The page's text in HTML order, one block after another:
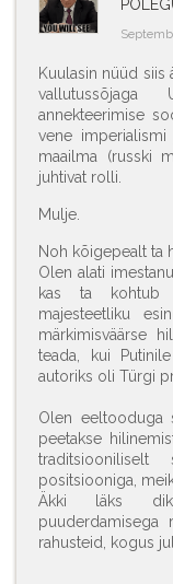
Kuulasin nüüd siis
vallutussõjaga
annekteerimise
vene
maailma (russki
juhtivat rolli.
Mulje.
Noh kõigepealt ta
Olen alati
kas ta kohtub
majesteetliku
märkimisväärse
teada, kui
autoriks oli Türgi
Olen eeltooduga
peetakse
positsiooniga,
Äkki läks
rahusteid, kogus